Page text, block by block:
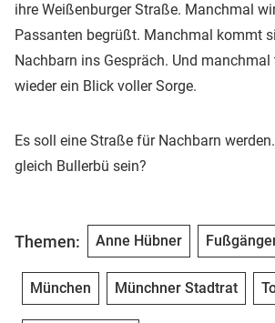
ihre Weißenburger Straße. Manchmal
Passanten begrüßt. Manchmal kommt
Nachbarn ins Gespräch. Und
wieder ein Blick voller Sorge.
Es soll eine Straße für Nachbarn
gleich Bullerbü sein?
Themen: Anne Hübner
München Münchner Stadtrat